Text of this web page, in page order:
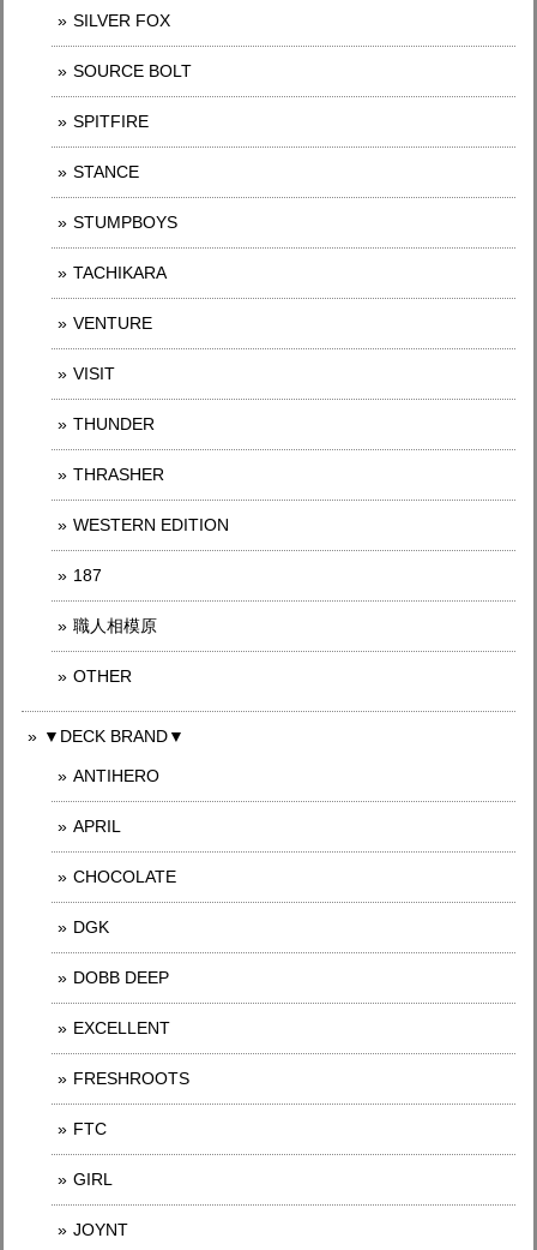
SILVER FOX
SOURCE BOLT
SPITFIRE
STANCE
STUMPBOYS
TACHIKARA
VENTURE
VISIT
THUNDER
THRASHER
WESTERN EDITION
187
職人相模原
OTHER
▼DECK BRAND▼
ANTIHERO
APRIL
CHOCOLATE
DGK
DOBB DEEP
EXCELLENT
FRESHROOTS
FTC
GIRL
JOYNT